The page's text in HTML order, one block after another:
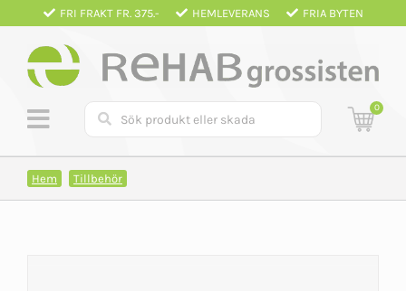
Fortsätt
innehållet
FRI FRAKT FR. 375.- HEMLEVERANS FRIA BYTEN
0
Hem Tillbehör